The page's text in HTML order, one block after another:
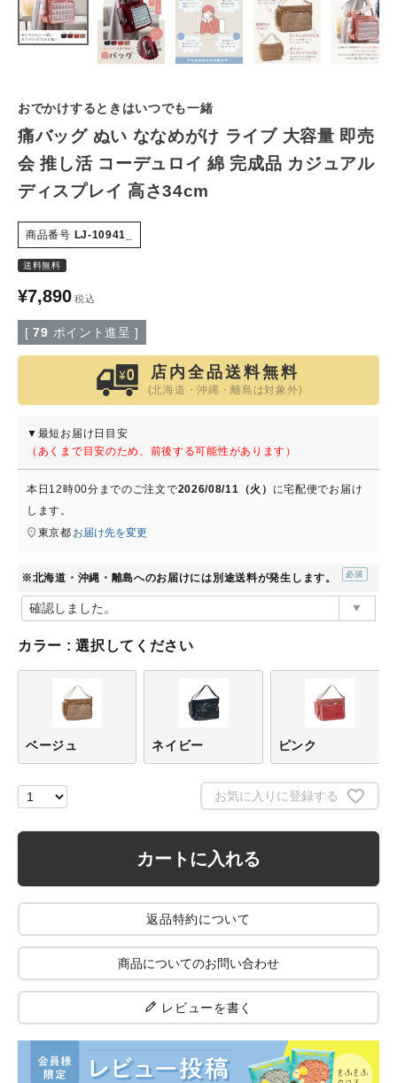
テイストから選ぶ
ご利用ガイド
プライバシーポリシー
会社概要
よくある質問
大口注文窓口
お問い合わせ
おでかけするときはいつでも一緒
痛バッグ ぬい ななめがけ ライブ 大容量 即売
会 推し活 コーデュロイ 綿 完成品 カジュアル
ディスプレイ 高さ34cm
商品番号 LJ-10941_
送料無料
¥7,890 税込
[ 79 ポイント進呈 ]
店内全品送料無料
(北海道・沖縄・離島は対象外)
▼最短お届け日目安
（あくまで目安のため、前後する可能性があります）
本日 12時00分 までのご注文で2026/08/11（火） に宅配便でお届け
します。
東京都 お届け先を変更
※北海道・沖縄・離島へのお届けには別途送料が発生します。
須)
カラー 選択してください
ベージュ ネイビー ピンク
お気に入りに登録する
カートに入れる
返品特約について
商品についてのお問い合わせ
レビューを書く